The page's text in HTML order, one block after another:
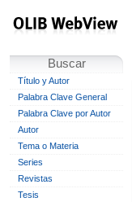
Buscar
Título y Autor
Palabra Clave General
Palabra Clave por Autor
Autor
Tema o Materia
Series
Revistas
Tesis